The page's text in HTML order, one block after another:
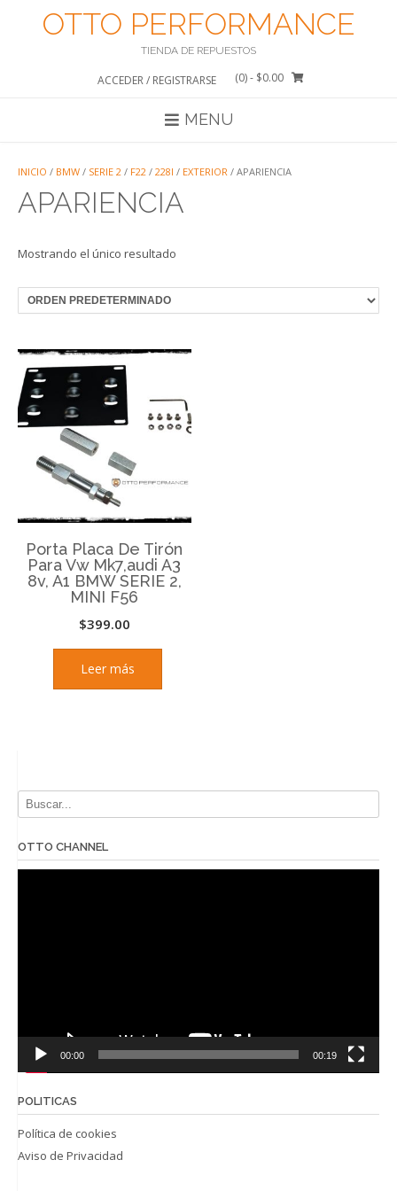
OTTO PERFORMANCE
TIENDA DE REPUESTOS
ACCEDER / REGISTRARSE (0)- $0.00
MENU
INICIO / BMW / SERIE 2 / F22 / 228I / EXTERIOR / APARIENCIA
APARIENCIA
Mostrando el único resultado
Porta Placa De Tirón
Para Vw Mk7,audi A3
8v, A1 BMW SERIE 2,
MINI F56
$399.00
Leer más
OTTO CHANNEL
00:00 00:19
POLITICAS
Política de cookies
Aviso de Privacidad